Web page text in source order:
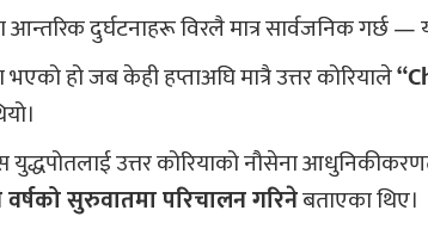
आन्तरिक दुर्घटनाहरू विरलै मात्र सार्वजनिक गर्छ
भएको हो जब केही हप्ताअघि मात्रै उत्तर कोरियाले
उत्तर कोरियाको नौसेना
सुरुवातमा परिचालन गरिनेबताएका थिए।